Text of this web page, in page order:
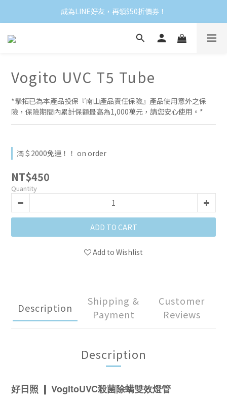
成為LINE好友，再領$50折價券！
Vogito UVC T5 Tube
*摯拓已為本產品投保『南山產品責任保險』產品使用意外之保
險，保險期間內累計保額最高為1,000萬元，請您安心使用。*
滿＄2000免運！！ on order
NT$450
Quantity
ADD TO CART
Add to Wishlist
Description
Shipping &
Payment
Customer
Reviews
Description
好日照 ❙ VogitoUVC殺菌除螨雙效燈管